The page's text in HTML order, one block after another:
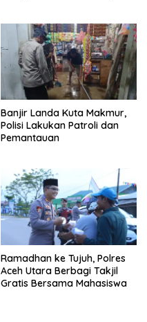
Banjir Landa Kuta Makmur,
Polisi Lakukan Patroli dan
Pemantauan
Ramadhan ke Tujuh, Polres
Aceh Utara Berbagi Takjil
Gratis Bersama Mahasiswa